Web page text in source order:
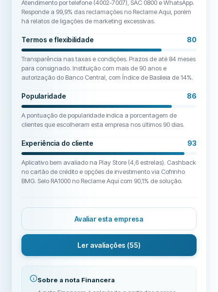
Atendimento por telefone (4002-7007), SAC 0800 e WhatsApp.
Responde a 99,9% das reclamações no Reclame Aqui, porém
há relatos de ligações de marketing excessivas.
Termos e flexibilidade 80
Transparência nas taxas e condições. Prazos de até 84 meses
para consignado. Instituição com mais de 90 anos e
autorização do Banco Central, com Índice de Basileia de 14%.
Popularidade 86
A pontuação de popularidade indica a porcentagem de
clientes que escolheram esta empresa nos últimos 90 dias.
Experiência do cliente 93
Aplicativo bem avaliado na Play Store (4,6 estrelas). Cashback
no cartão de crédito e opções de investimento via Cofrinho
BMG. Selo RA1000 no Reclame Aqui com 90,1% de solução.
Avaliar esta empresa
Ler avaliações (55)
Sobre a nota Financera